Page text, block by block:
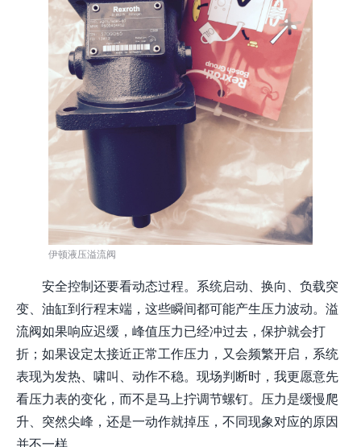
伊顿液压溢流阀
安全控制还要看动态过程。系统启动、换向、负载突
变、油缸到行程末端，这些瞬间都可能产生压力波动。溢
流阀如果响应迟缓，峰值压力已经冲过去，保护就会打
折；如果设定太接近正常工作压力，又会频繁开启，系统
表现为发热、啸叫、动作不稳。现场判断时，我更愿意先
看压力表的变化，而不是马上拧调节螺钉。压力是缓慢爬
升、突然尖峰，还是一动作就掉压，不同现象对应的原因